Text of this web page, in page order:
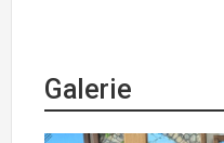
Galerie